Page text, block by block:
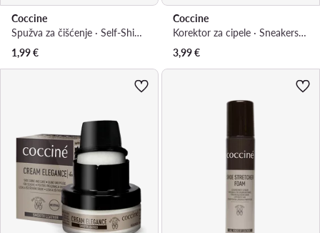
Coccine
Spužva za čišćenje · Self-Shining Sponge 55/03/02/01/Z/v3
1,99€
Coccine
Korektor za cipele · Sneakers Whitener
3,99€